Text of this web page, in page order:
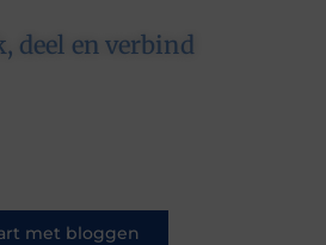
deel en verbind
met bloggen